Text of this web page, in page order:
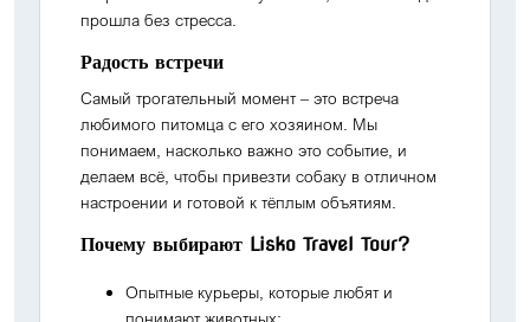
прошла без стресса.
Радость встречи
Самый трогательный момент – это встреча
любимого питомца с его хозяином. Мы
понимаем, насколько важно это событие, и
делаем всё, чтобы привезти собаку в отличном
настроении и готовой к тёплым объятиям.
Почему выбирают Lisko Travel Tour?
Опытные курьеры, которые любят и
понимают животных;